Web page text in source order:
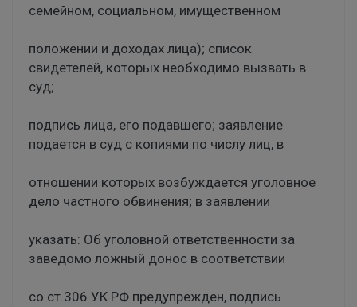
семейном, социальном, имущественном
положении и доходах лица); список
свидетелей, которых необходимо вызвать в
суд;
подпись лица, его подавшего; заявление
подается в суд с копиями по числу лиц, в
отношении которых возбуждается уголовное
дело частного обвинения; в заявлении
указать: Об уголовной ответственности за
заведомо ложный донос в соответствии
со ст.306 УК РФ предупрежден, подпись